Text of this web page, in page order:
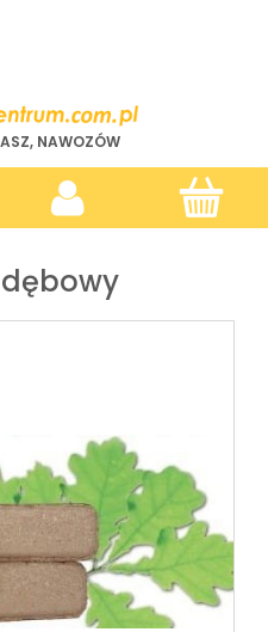
NAWOZÓW